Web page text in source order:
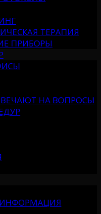
ТЕРАПИЯ
ПРИБОРЫ
НА ВОПРОСЫ